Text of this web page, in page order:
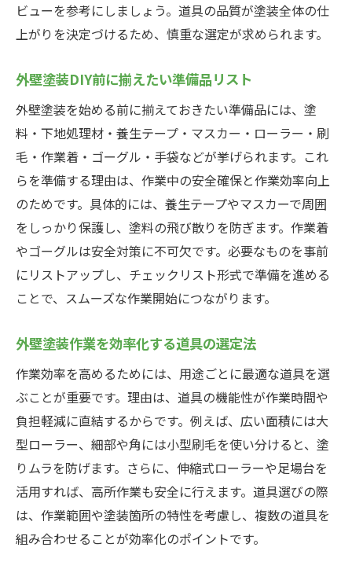
ビューを参考にしましょう。道具の品質が塗装全体の仕
上がりを決定づけるため、慎重な選定が求められます。
外壁塗装DIY前に揃えたい準備品リスト
外壁塗装を始める前に揃えておきたい準備品には、塗
料・下地処理材・養生テープ・マスカー・ローラー・刷
毛・作業着・ゴーグル・手袋などが挙げられます。これ
らを準備する理由は、作業中の安全確保と作業効率向上
のためです。具体的には、養生テープやマスカーで周囲
をしっかり保護し、塗料の飛び散りを防ぎます。作業着
やゴーグルは安全対策に不可欠です。必要なものを事前
にリストアップし、チェックリスト形式で準備を進める
ことで、スムーズな作業開始につながります。
外壁塗装作業を効率化する道具の選定法
作業効率を高めるためには、用途ごとに最適な道具を選
ぶことが重要です。理由は、道具の機能性が作業時間や
負担軽減に直結するからです。例えば、広い面積には大
型ローラー、細部や角には小型刷毛を使い分けると、塗
りムラを防げます。さらに、伸縮式ローラーや足場台を
活用すれば、高所作業も安全に行えます。道具選びの際
は、作業範囲や塗装箇所の特性を考慮し、複数の道具を
組み合わせることが効率化のポイントです。